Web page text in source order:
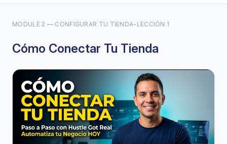
MODULE 2 — CONFIGURAR TU TIENDA- LECCIÓN 1
Cómo Conectar Tu Tienda